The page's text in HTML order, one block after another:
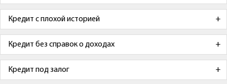
Кредит с плохой историей
Кредит без справок о доходах
Кредит под залог